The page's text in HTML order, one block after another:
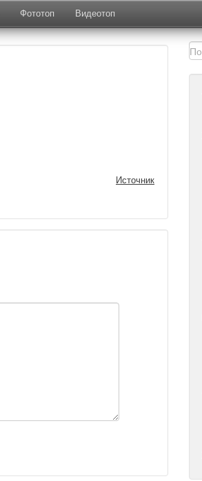
Фототоп Видеотоп
Источник